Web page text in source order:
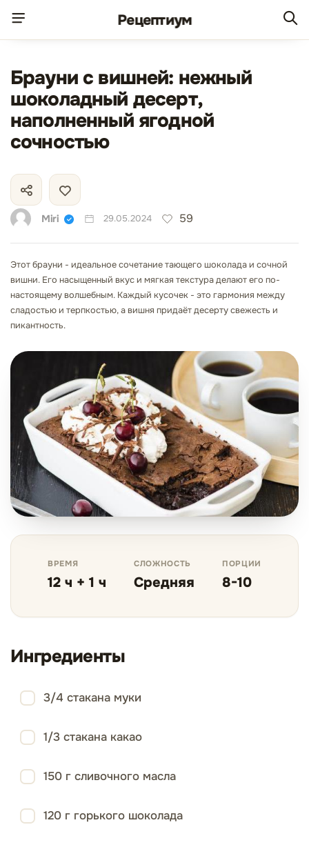
Рецептиум
Брауни с вишней: нежный
шоколадный десерт,
наполненный ягодной
сочностью
Miri 29.05.2024 59
Этот брауни - идеальное сочетание тающего шоколада и сочной
вишни. Его насыщенный вкус и мягкая текстура делают его по-
настоящему волшебным. Каждый кусочек - это гармония между
сладостью и терпкостью, а вишня придаёт десерту свежесть и
пикантность.
ВРЕМЯ
12 ч + 1 ч
СЛОЖНОСТЬ
Средняя
ПОРЦИИ
8-10
Ингредиенты
3/4 стакана муки
1/3 стакана какао
150 г сливочного масла
120 г горького шоколада